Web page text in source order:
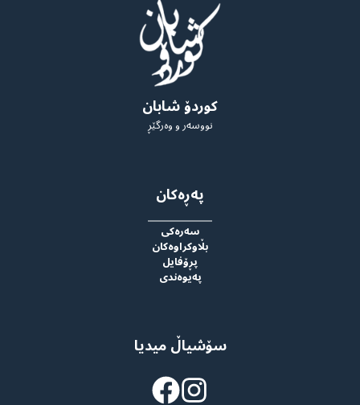
کوردۆ شابان
نووسەر و وەرگێڕ
پەڕەکان
سەرەکی
بڵاوکراوەکان
پڕۆفایل
پەیوەندی
سۆشیاڵ میدیا